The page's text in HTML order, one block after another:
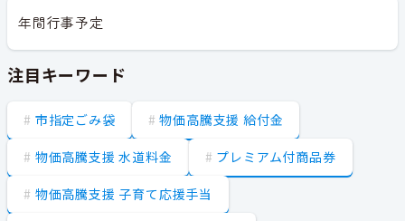
年間行事予定
注目キーワード
市指定ごみ袋 物価高騰支援 給付金
物価高騰支援 水道料金 プレミアム付商品券
物価高騰支援 子育て応援手当